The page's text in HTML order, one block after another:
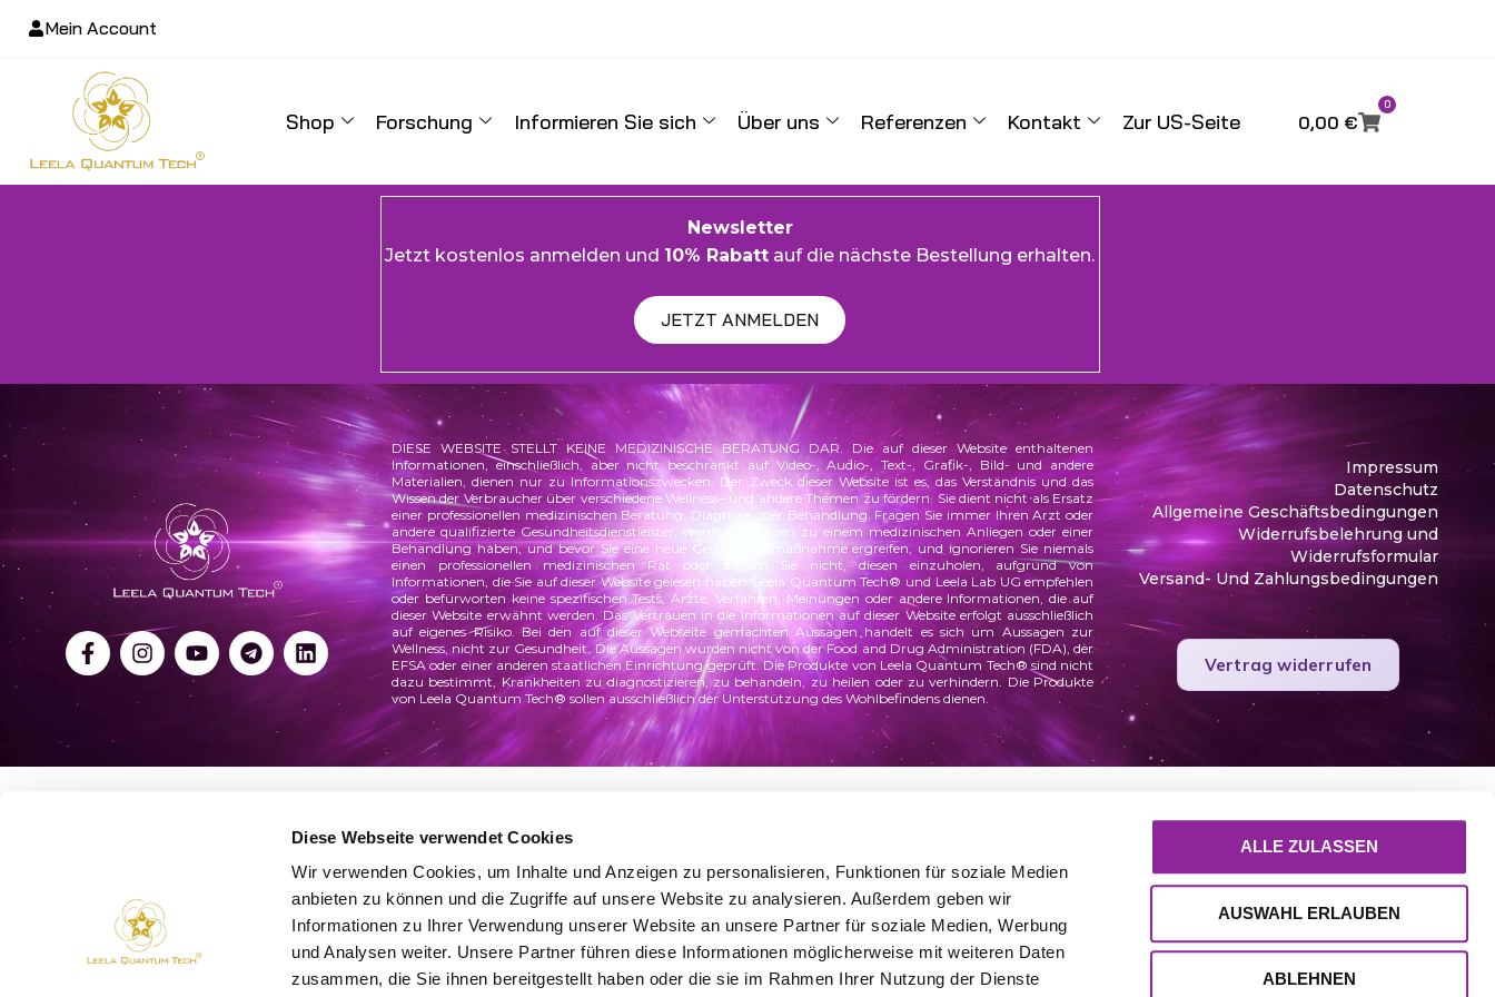
Diese Webseite verwendet Cookies
Wir verwenden Cookies, um Inhalte und Anzeigen zu personalisieren, Funktionen für soziale Medien
anbieten zu können und die Zugriffe auf unsere Website zu analysieren. Außerdem geben wir
Informationen zu Ihrer Verwendung unserer Website an unsere Partner für soziale Medien, Werbung
und Analysen weiter. Unsere Partner führen diese Informationen möglicherweise mit weiteren Daten
zusammen, die Sie ihnen bereitgestellt haben oder die sie im Rahmen Ihrer Nutzung der Dienste
ALLE ZULASSEN
AUSWAHL ERLAUBEN
ABLEHNEN
Mein Account
Shop Forschung Informieren Sie sich Über uns Referenzen Kontakt Zur US-Seite 0,00 €
0
Newsletter
Jetzt kostenlos anmelden und 10% Rabatt auf die nächste Bestellung erhalten.
JETZT ANMELDEN
DIESE WEBSITE STELLT KEINE MEDIZINISCHE BERATUNG DAR. Die auf dieser Website enthaltenen
Informationen, einschließlich, aber nicht beschränkt auf Video-, Audio-, Text-, Grafik-, Bild- und andere
Materialien, dienen nur zu Informationszwecken. Der Zweck dieser Website ist es, das Verständnis und das
Wissen der Verbraucher über verschiedeneWellness– und andere Themen zu fördern. Sie dient nicht als Ersatz
einer professionellen medizinischen Beratung, Diagnose oder Behandlung. Fragen Sie immer Ihren Arzt oder
andere qualifizierte Gesundheitsdienstleister, wenn Sie Fragen zu einem medizinischen Anliegen oder einer
Behandlung haben, und bevor Sie eine neue Gesundheitsmaßnahme ergreifen, und ignorieren Sie niemals
einen professionellen medizinischen Rat oder zögern Sie nicht, diesen einzuholen, aufgrund von
Informationen, die Sie auf dieser Website gelesen haben. Leela Quantum Tech® und Leela Lab UG empfehlen
oder befürworten keine spezifischen Tests, Ärzte, Verfahren, Meinungen oder andere Informationen, die auf
dieser Website erwähnt werden. Das Vertrauen in die Informationen auf dieser Website erfolgt ausschließlich
auf eigenes Risiko.Bei den auf dieser Webseite gemachten Aussagen handelt es sich um Aussagen zur
Wellness, nicht zur Gesundheit. Die Aussagen wurdennicht von der Food and Drug Administration (FDA), der
EFSA oder einer anderen staatlichen Einrichtung geprüft. Die Produkte von Leela Quantum Tech® sind nicht
dazu bestimmt, Krankheiten zu diagnostizieren, zu behandeln, zu heilen oder zu verhindern. Die Produkte
von Leela Quantum Tech® sollen ausschließlich der Unterstützung des Wohlbefindens dienen.
Impressum
Datenschutz
Allgemeine Geschäftsbedingungen
Widerrufsbelehrung und
Widerrufsformular
Versand- Und Zahlungsbedingungen
Vertrag widerrufen